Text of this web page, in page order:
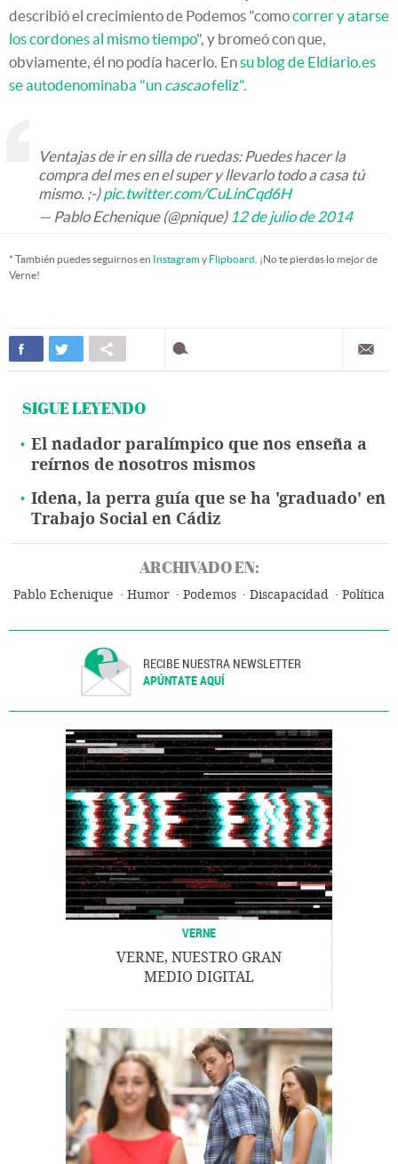
describió el crecimiento de Podemos "comocorrer y atarse
los cordones al mismo tiempo", y bromeó con que,
obviamente, él no podía hacerlo. Ensu blog de Eldiario.es
se autodenominaba "un cascaofeliz".
Ventajas de ir en silla de ruedas: Puedes hacer la
compra del mes en el super y llevarlo todo a casa tú
mismo. ;-)pic.twitter.com/CuLinCqd6H
— Pablo Echenique (@pnique) 12 de julio de 2014
* También puedes seguirnos en Instagramy Flipboard . ¡No te pierdas lo mejor de
Verne!
SIGUE LEYENDO
El nadador paralímpico que nos enseña a
reírnos de nosotros mismos
Idena, la perra guía que se ha 'graduado' en
Trabajo Social en Cádiz
ARCHIVADO EN:
Pablo Echenique Humor Podemos Discapacidad Política
RECIBE NUESTRA NEWSLETTER
APÚNTATE AQUÍ
VERNE
VERNE, NUESTRO GRAN
MEDIO DIGITAL